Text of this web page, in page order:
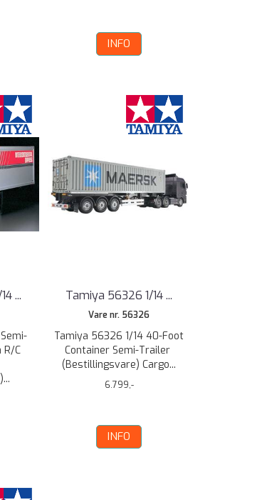
INFO
...
C
Tamiya 56326 1/14 ...
Vare nr. 56326
Tamiya 56326 1/14 40-Foot
Container Semi-Trailer
(Bestillingsvare) Cargo...
6.799,-
INFO